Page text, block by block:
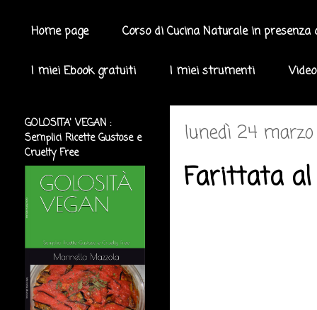
Home page Corso di Cucina Naturale in presenza
I miei Ebook gratuiti I miei strumenti
lunedì 24 marzo
Farittata
GOLOSITA' VEGAN :
Semplici Ricette Gustose e
Cruelty Free